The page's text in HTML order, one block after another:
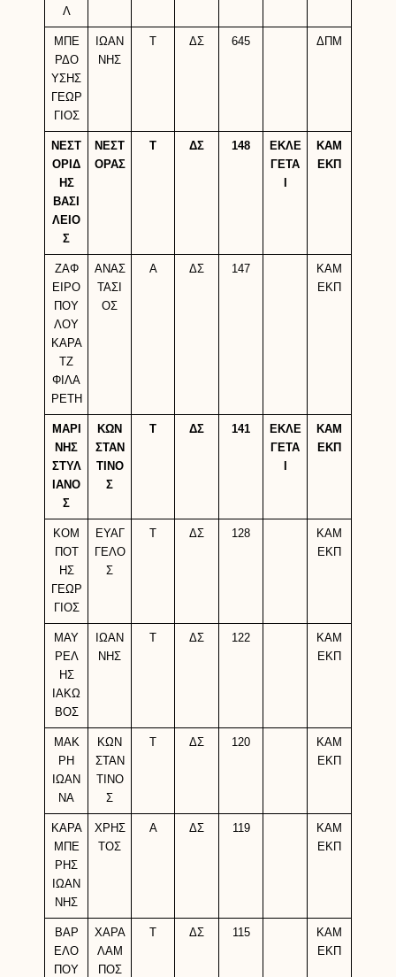
Λ
ΜΠΕ
ΡΔΟ
ΥΣΗΣ
ΓΕΩΡ
ΓΙΟΣ
ΙΩΑΝ
ΝΗΣ
ΔΣ 645 ΔΠΜ
ΝΕΣΤ
ΟΡΙΔ
ΗΣ
ΒΑΣΙ
ΛΕΙΟ
Σ
ΝΕΣΤ
ΟΡΑΣ
Τ ΔΣ 148
ΕΚΛΕ
ΓΕΤΑ
ΚΑΜ
ΕΚΠ
ΖΑΦ
ΕΙΡΟ
ΠΟΥ
ΛΟΥ
ΚΑΡΑ
ΤΖ
ΦΙΛΑ
ΡΕΤΗ
ΑΝΑΣ
ΤΑΣΙ
ΟΣ
Α ΔΣ 147
ΚΑΜ
ΕΚΠ
ΜΑΡΙ
ΝΗΣ
ΣΤΥΛ
ΙΑΝΟ
Σ
ΚΩΝ
ΣΤΑΝ
ΤΙΝΟ
Σ
Τ ΔΣ 141
ΕΚΛΕ
ΓΕΤΑ
ΚΑΜ
ΕΚΠ
ΚΟΜ
ΠΟΤ
ΗΣ
ΓΕΩΡ
ΓΙΟΣ
ΕΥΑΓ
ΓΕΛΟ
Σ
ΔΣ 128
ΚΑΜ
ΕΚΠ
ΜΑΥ
ΡΕΛ
ΗΣ
ΙΑΚΩ
ΒΟΣ
ΙΩΑΝ
ΝΗΣ
ΔΣ 122
ΚΑΜ
ΕΚΠ
ΜΑΚ
ΡΗ
ΙΩΑΝ
ΝΑ
ΚΩΝ
ΣΤΑΝ
ΤΙΝΟ
Σ
ΔΣ 120
ΚΑΜ
ΕΚΠ
ΚΑΡΑ
ΜΠΕ
ΡΗΣ
ΙΩΑΝ
ΝΗΣ
ΧΡΗΣ
ΤΟΣ
Α ΔΣ 119
ΚΑΜ
ΕΚΠ
ΒΑΡ
ΕΛΟ
ΠΟΥ
ΧΑΡΑ
ΛΑΜ
ΠΟΣ
ΔΣ 115
ΚΑΜ
ΕΚΠ